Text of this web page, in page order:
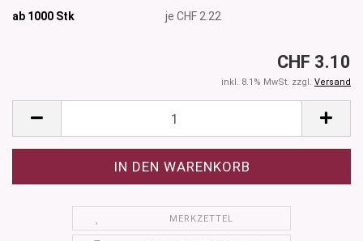
ab 1000 Stk je CHF 2.22
CHF 3.10
inkl. 8.1% MwSt. zzgl. Versand
MERKZETTEL